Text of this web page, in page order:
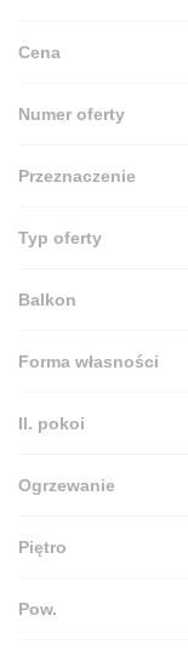
Cena
Numer oferty
Przeznaczenie
Typ oferty
Balkon
Forma własności
Il. pokoi
Ogrzewanie
Piętro
Pow.